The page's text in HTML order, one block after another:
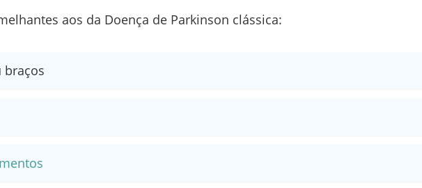
aos da Doença de Parkinson clássica:
braços